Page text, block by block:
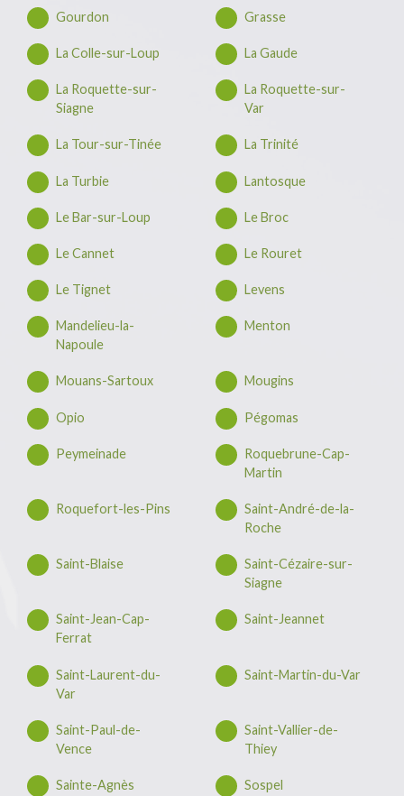
Gourdon Grasse
La Colle-sur-Loup La Gaude
La Roquette-sur-
Siagne
La Roquette-sur-
Var
La Tour-sur-Tinée La Trinité
La Turbie Lantosque
Le Bar-sur-Loup Le Broc
Le Cannet Le Rouret
Le Tignet Levens
Mandelieu-la-
Napoule
Menton
Mouans-Sartoux Mougins
Opio Pégomas
Peymeinade
Roquebrune-Cap-
Martin
Roquefort-les-Pins
Saint-André-de-la-
Roche
Saint-Blaise
Saint-Cézaire-sur-
Siagne
Saint-Jean-Cap-
Ferrat
Saint-Jeannet
Saint-Laurent-du-
Var
Saint-Martin-du-Var
Saint-Paul-de-
Vence
Saint-Vallier-de-
Thiey
Sainte-Agnès Sospel